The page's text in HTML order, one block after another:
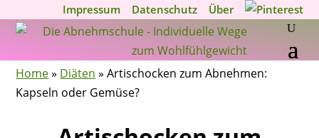
Impressum Datenschutz Über
Home» Diäten »Artischocken zum Abnehmen:
Kapseln oder Gemüse?